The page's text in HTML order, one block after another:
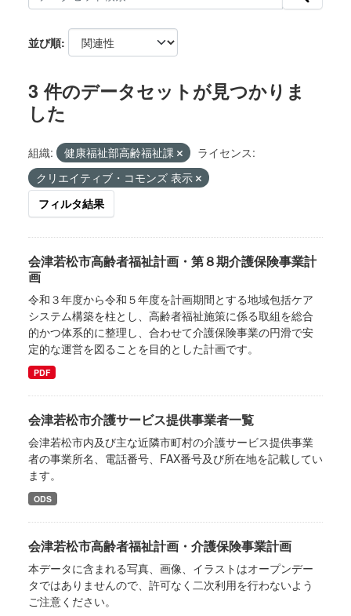
並び順
3 件のデータセットが見つかりま
した
組織: 健康福祉部高齢福祉課
ライセンス:
クリエイティブ・コモンズ 表示
フィルタ結果
会津若松市高齢者福祉計画・第８期介護保険事業計
画
令和３年度から令和５年度を計画期間とする地域包括ケア
システム構築を柱とし、高齢者福祉施策に係る取組を総合
的かつ体系的に整理し、合わせて介護保険事業の円滑で安
定的な運営を図ることを目的とした計画です。
PDF
会津若松市介護サービス提供事業者一覧
会津若松市内及び主な近隣市町村の介護サービス提供事業
者の事業所名、電話番号、FAX番号及び所在地を記載してい
ます。
ODS
会津若松市高齢者福祉計画・介護保険事業計画
本データに含まれる写真、画像、イラストはオープンデー
タではありませんので、許可なく二次利用を行わないよう
ご注意ください。